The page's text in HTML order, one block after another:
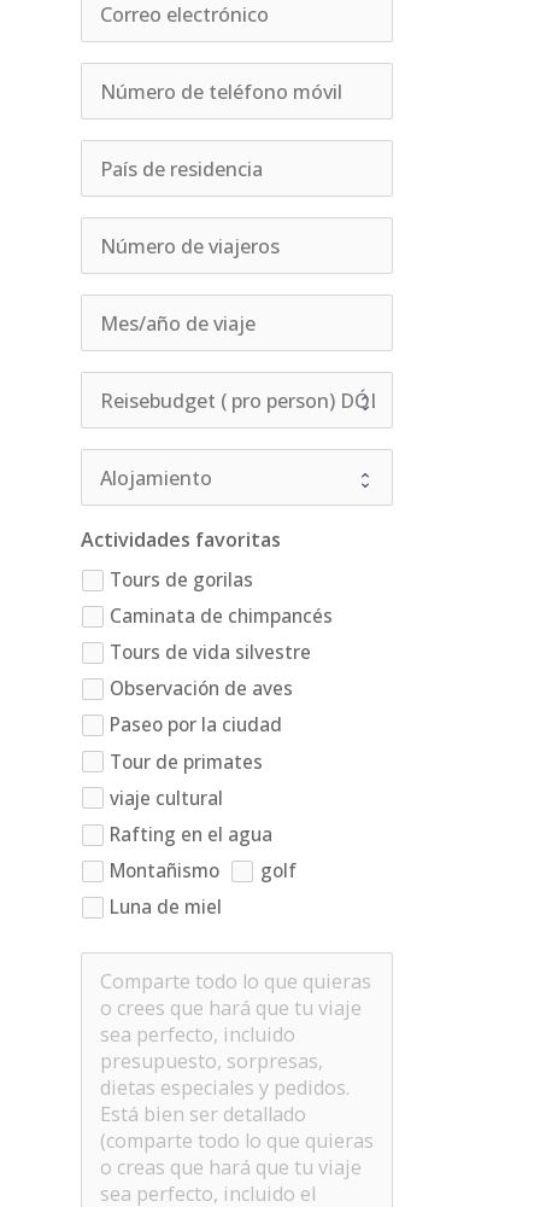
Actividades favoritas
Tours de gorilas
Caminata de chimpancés
Tours de vida silvestre
Observación de aves
Paseo por la ciudad
Tour de primates
viaje cultural
Rafting en el agua
Montañismo
golf
Luna de miel